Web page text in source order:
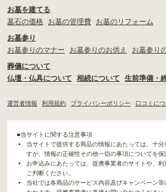
お墓を建てる
墓石の価格
お墓の管理費
お墓のリフォーム
お墓参り
お墓参りのマナー
お墓参りのお供え お墓参り
葬儀について
仏壇・仏具について
相続について 生前準備・
運営者情報 利用規約 プライバシーポリシー 口コミに
■当サイトに関する注意事項
当サイトで提供する商品の情報にあたっては、十
すが、情報の正確性その他一切の事項についてを保
お申込みにあたっては、提携事業者のサイトや、
ご判断ください。
当社では各商品のサービス内容及びキャンペーン